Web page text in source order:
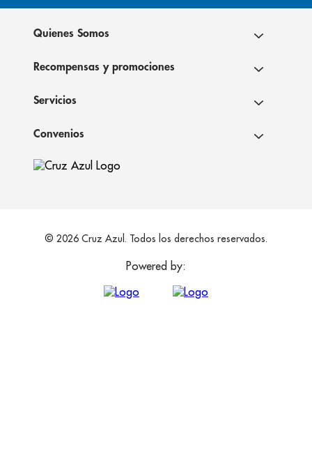
Quienes Somos
Recompensas y promociones
Servicios
Convenios
© 2026 Cruz Azul. Todos los derechos reservados.
Powered by: